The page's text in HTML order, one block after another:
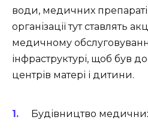
води, медичних
організації тут ставлять
медичному
інфраструктурі, щоб був
центрів матері і дитини.
Будівництво